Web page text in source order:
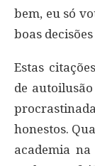
bem, eu só
boas
Estas
de
honestos.
academia